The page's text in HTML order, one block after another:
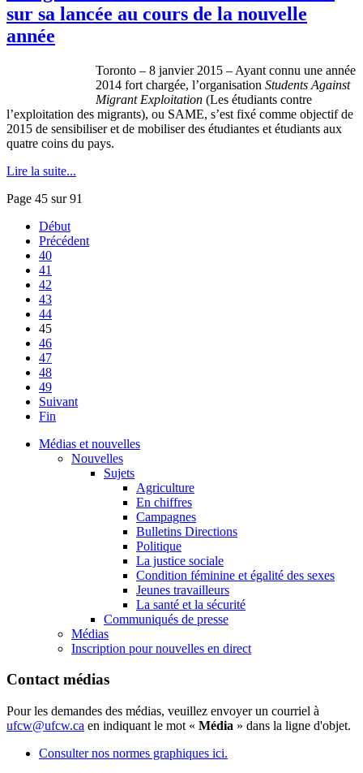
sur sa lancée au cours de la nouvelle
année
Toronto – 8 janvier 2015 – Ayant connu une année
2014 fort chargée, l’organisation Students Against
Migrant Exploitation (Les étudiants contre
l’exploitation des migrants), ou SAME, s’est fixé comme objectif de
2015 de sensibiliser et de mobiliser des étudiantes et étudiants aux
quatre coins du pays.
Lire la suite...
Page 45 sur 91
Début
Précédent
40
41
42
43
44
45
46
47
48
49
Suivant
Fin
Médias et nouvelles
Nouvelles
Sujets
Agriculture
En chiffres
Campagnes
Bulletins Directions
Politique
La justice sociale
Condition féminine et égalité des sexes
Jeunes travailleurs
La santé et la sécurité
Communiqués de presse
Médias
Inscription pour nouvelles en direct
Contact médias
Pour les demandes des médias, veuillez envoyer un courriel à
ufcw@ufcw.ca en indiquant le mot « Média » dans la ligne d'objet.
Consulter nos normes graphiques ici.